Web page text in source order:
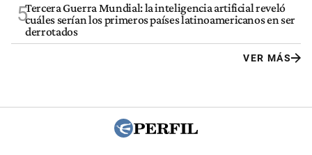
5Tercera Guerra Mundial: la inteligencia artificial reveló
cuáles serían los primeros países latinoamericanos en ser
derrotados
VER MÁS